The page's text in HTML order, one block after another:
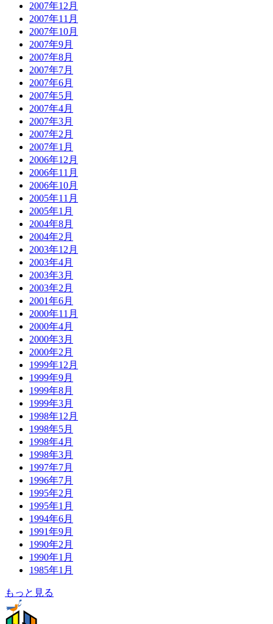
2007年12月
2007年11月
2007年10月
2007年9月
2007年8月
2007年7月
2007年6月
2007年5月
2007年4月
2007年3月
2007年2月
2007年1月
2006年12月
2006年11月
2006年10月
2005年11月
2005年1月
2004年8月
2004年2月
2003年12月
2003年4月
2003年3月
2003年2月
2001年6月
2000年11月
2000年4月
2000年3月
2000年2月
1999年12月
1999年9月
1999年8月
1999年3月
1998年12月
1998年5月
1998年4月
1998年3月
1997年7月
1996年7月
1995年2月
1995年1月
1994年6月
1991年9月
1990年2月
1990年1月
1985年1月
もっと見る